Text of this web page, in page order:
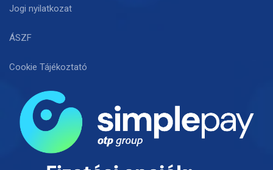
Jogi nyilatkozat
ÁSZF
Cookie Tájékoztató